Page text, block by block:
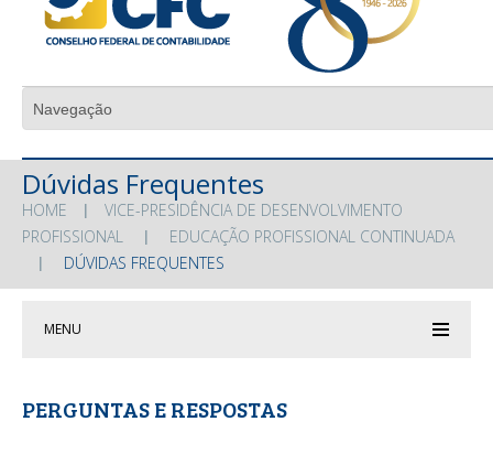
Dúvidas Frequentes
HOME
VICE-PRESIDÊNCIA DE DESENVOLVIMENTO
PROFISSIONAL
EDUCAÇÃO PROFISSIONAL CONTINUADA
DÚVIDAS FREQUENTES
MENU
PERGUNTAS E RESPOSTAS